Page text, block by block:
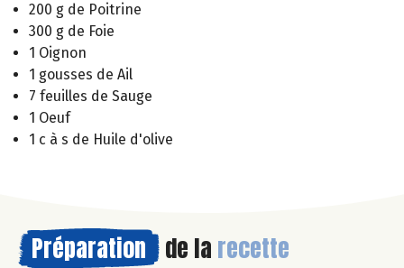
200 g de Poitrine
300 g de Foie
1 Oignon
1 gousses de Ail
7 feuilles de Sauge
1 Oeuf
1 c à s de Huile d'olive
Préparation de la recette